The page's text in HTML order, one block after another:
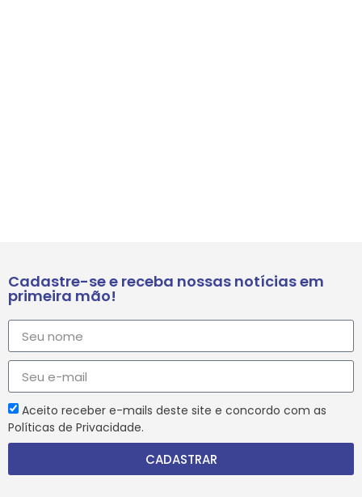
Cadastre-se e receba nossas notícias em
primeira mão!
Aceito receber e-mails deste site e concordo com as
Políticas de Privacidade.
CADASTRAR